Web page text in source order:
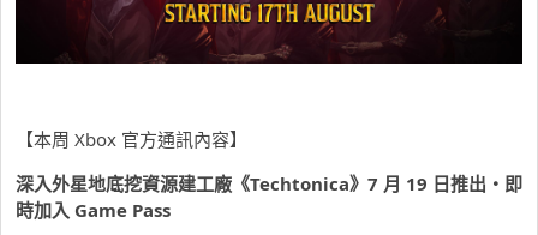
【本周 Xbox 官方通訊內容】
深入外星地底挖資源建工廠《Techtonica》7 月 19 日推出・ 即
時加入 Game Pass